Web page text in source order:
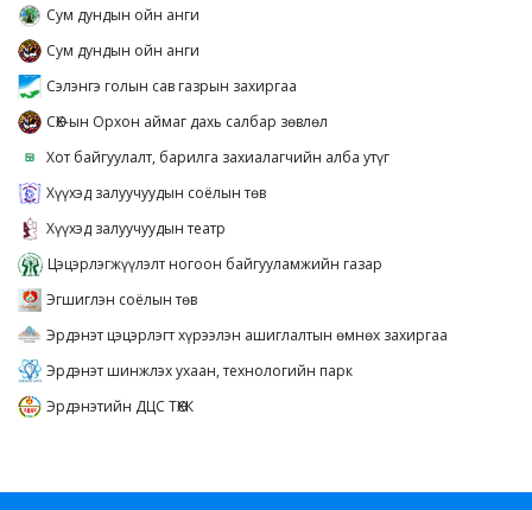
Сум дундын ойн анги
Сум дундын ойн анги
Сэлэнгэ голын сав газрын захиргаа
СӨХ-ын Орхон аймаг дахь салбар зөвлөл
Хот байгуулалт, барилга захиалагчийн алба утүг
Хүүхэд залуучуудын соёлын төв
Хүүхэд залуучуудын театр
Цэцэрлэгжүүлэлт ногоон байгууламжийн газар
Эгшиглэн соёлын төв
Эрдэнэт цэцэрлэгт хүрээлэн ашиглалтын өмнөх захиргаа
Эрдэнэт шинжлэх ухаан, технологийн парк
Эрдэнэтийн ДЦС ТӨХК